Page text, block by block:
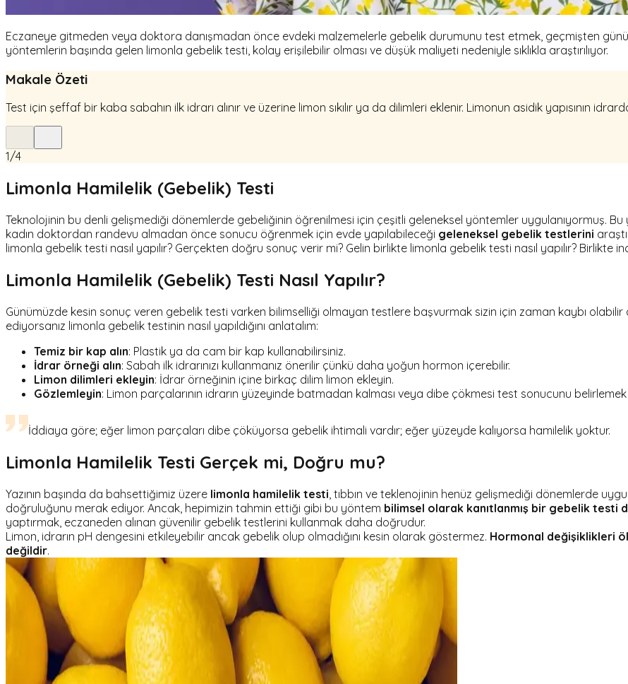
Eczaneye gitmeden veya doktora danışmadan önce evdeki malzemelerle gebelik durumunu test etmek, geçmişten
yöntemlerin başında gelen limonla gebelik testi, kolay erişilebilir olması ve düşük maliyeti nedeniyle sıklıkla araştırılıyor.
Makale Özeti
Test için şeffaf bir kaba sabahın ilk idrarı alınır ve üzerine limon sıkılır ya da dilimleri eklenir. Limonun asidik yapısının
1/4
Limonla Hamilelik (Gebelik) Testi
Teknolojinin bu denli gelişmediği dönemlerde gebeliğinin öğrenilmesi için çeşitli geleneksel yöntemler uygulanıyormuş.
kadın doktordan randevu almadan önce sonucu öğrenmek için evde yapılabileceği geleneksel gebelik testlerini
limonla gebelik testi nasıl yapılır? Gerçekten doğru sonuç verir mi? Gelin birlikte limonla gebelik testi nasıl yapılır? Birlikte
Limonla Hamilelik (Gebelik) Testi Nasıl Yapılır?
Günümüzde kesin sonuç veren gebelik testi varken bilimselliği olmayan testlere başvurmak sizin için zaman kaybı olabilir
ediyorsanız limonla gebelik testinin nasıl yapıldığını anlatalım:
Temiz bir kap alın: Plastik ya da cam bir kap kullanabilirsiniz.
İdrar örneği alın: Sabah ilk idrarınızı kullanmanız önerilir çünkü daha yoğun hormon içerebilir.
Limon dilimleri ekleyin: İdrar örneğinin içine birkaç dilim limon ekleyin.
Gözlemleyin: Limon parçalarının idrarın yüzeyinde batmadan kalması veya dibe çökmesi test sonucunu belirlemek
İddiaya göre; eğer limon parçaları dibe çöküyorsa gebelik ihtimali vardır; eğer yüzeyde kalıyorsa hamilelik yoktur.
Limonla Hamilelik Testi Gerçek mi, Doğru mu?
Yazının başında da bahsettiğimiz üzere limonla hamilelik testi , tıbbın ve teklenojinin henüz gelişmediği dönemlerde
doğruluğunu merak ediyor. Ancak, hepimizin tahmin ettiği gibi bu yöntem bilimsel olarak kanıtlanmış bir gebelik testi
yaptırmak, eczaneden alınan güvenilir gebelik testlerini kullanmak daha doğrudur.
Limon, idrarın pH dengesini etkileyebilir ancak gebelik olup olmadığını kesin olarak göstermez. Hormonal değişiklikleri
değildir.